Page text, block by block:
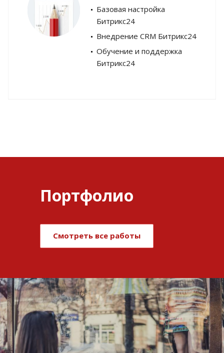
Базовая настройка
Битрикс24
Внедрение CRM Битрикс24
Обучение и поддержка
Битрикс24
Портфолио
Смотреть все работы